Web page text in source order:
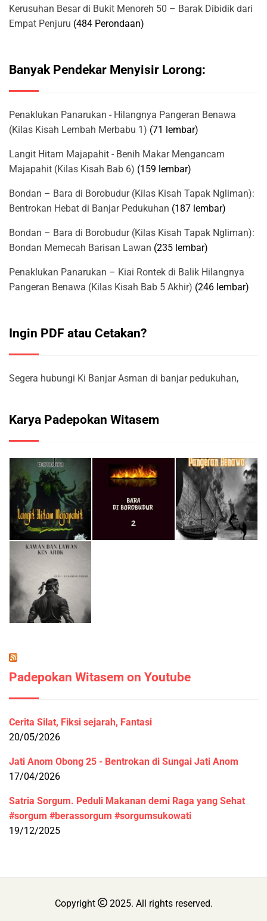
Kerusuhan Besar di Bukit Menoreh 50 – Barak Dibidik dari
Empat Penjuru (484 Perondaan)
Banyak Pendekar Menyisir Lorong:
Penaklukan Panarukan - Hilangnya Pangeran Benawa
(Kilas Kisah Lembah Merbabu 1) (71 lembar)
Langit Hitam Majapahit - Benih Makar Mengancam
Majapahit (Kilas Kisah Bab 6) (159 lembar)
Bondan – Bara di Borobudur (Kilas Kisah Tapak Ngliman):
Bentrokan Hebat di Banjar Pedukuhan (187 lembar)
Bondan – Bara di Borobudur (Kilas Kisah Tapak Ngliman):
Bondan Memecah Barisan Lawan (235 lembar)
Penaklukan Panarukan – Kiai Rontek di Balik Hilangnya
Pangeran Benawa (Kilas Kisah Bab 5 Akhir) (246 lembar)
Ingin PDF atau Cetakan?
Segera hubungi Ki Banjar Asman di banjar pedukuhan,
Karya Padepokan Witasem
Padepokan Witasem on Youtube
Cerita Silat, Fiksi sejarah, Fantasi
20/05/2026
Jati Anom Obong 25 - Bentrokan di Sungai Jati Anom
17/04/2026
Satria Sorgum. Peduli Makanan demi Raga yang Sehat
#sorgum #berassorgum #sorgumsukowati
19/12/2025
Copyright 2025. All rights reserved.